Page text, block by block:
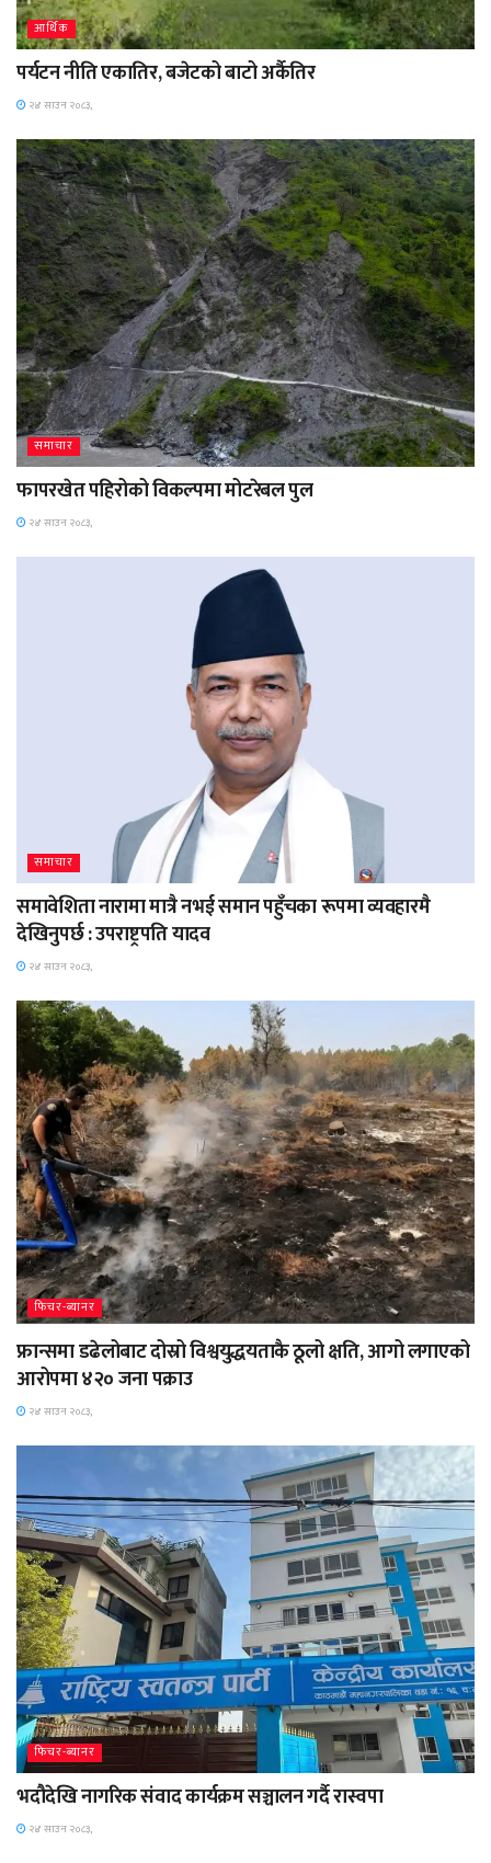
आर्थिक
पर्यटन नीति एकातिर, बजेटको बाटो अर्कैतिर
२४ साउन २०८३,
समाचार
फापरखेत पहिरोको विकल्पमा मोटरेबल पुल
२४ साउन २०८३,
समाचार
समावेशिता नारामा मात्रै नभई समान पहुँचका रूपमा व्यवहारमै
देखिनुपर्छ : उपराष्ट्रपति यादव
२४ साउन २०८३,
फिचर-ब्यानर
फ्रान्समा डढेलोबाट दोस्रो विश्वयुद्धयताकै ठूलो क्षति, आगो लगाएको
आरोपमा ४२० जना पक्राउ
२४ साउन २०८३,
फिचर-ब्यानर
भदौदेखि नागरिक संवाद कार्यक्रम सञ्चालन गर्दै रास्वपा
२४ साउन २०८३,